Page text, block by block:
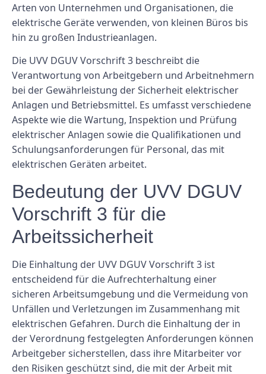
Arten von Unternehmen und Organisationen, die
elektrische Geräte verwenden, von kleinen Büros bis
hin zu großen Industrieanlagen.
Die UVV DGUV Vorschrift 3 beschreibt die
Verantwortung von Arbeitgebern und Arbeitnehmern
bei der Gewährleistung der Sicherheit elektrischer
Anlagen und Betriebsmittel. Es umfasst verschiedene
Aspekte wie die Wartung, Inspektion und Prüfung
elektrischer Anlagen sowie die Qualifikationen und
Schulungsanforderungen für Personal, das mit
elektrischen Geräten arbeitet.
Bedeutung der UVV DGUV
Vorschrift 3 für die
Arbeitssicherheit
Die Einhaltung der UVV DGUV Vorschrift 3 ist
entscheidend für die Aufrechterhaltung einer
sicheren Arbeitsumgebung und die Vermeidung von
Unfällen und Verletzungen im Zusammenhang mit
elektrischen Gefahren. Durch die Einhaltung der in
der Verordnung festgelegten Anforderungen können
Arbeitgeber sicherstellen, dass ihre Mitarbeiter vor
den Risiken geschützt sind, die mit der Arbeit mit